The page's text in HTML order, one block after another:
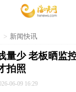
> 新闻快讯
量少 老板晒监
拍照
06-09 16:29